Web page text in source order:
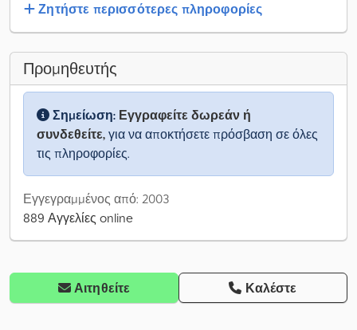
Ζητήστε περισσότερες πληροφορίες
Προμηθευτής
Σημείωση: Εγγραφείτε δωρεάν ή
συνδεθείτε, για να αποκτήσετε πρόσβαση σε όλες
τις πληροφορίες.
Εγγεγραμμένος από: 2003
889 Αγγελίες online
Αιτηθείτε Καλέστε